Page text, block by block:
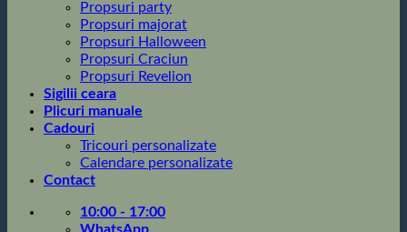
Propsuri party
Propsuri majorat
Propsuri Halloween
Propsuri Craciun
Propsuri Revelion
Sigilii ceara
Plicuri manuale
Cadouri
Tricouri personalizate
Calendare personalizate
Contact
10:00 - 17:00